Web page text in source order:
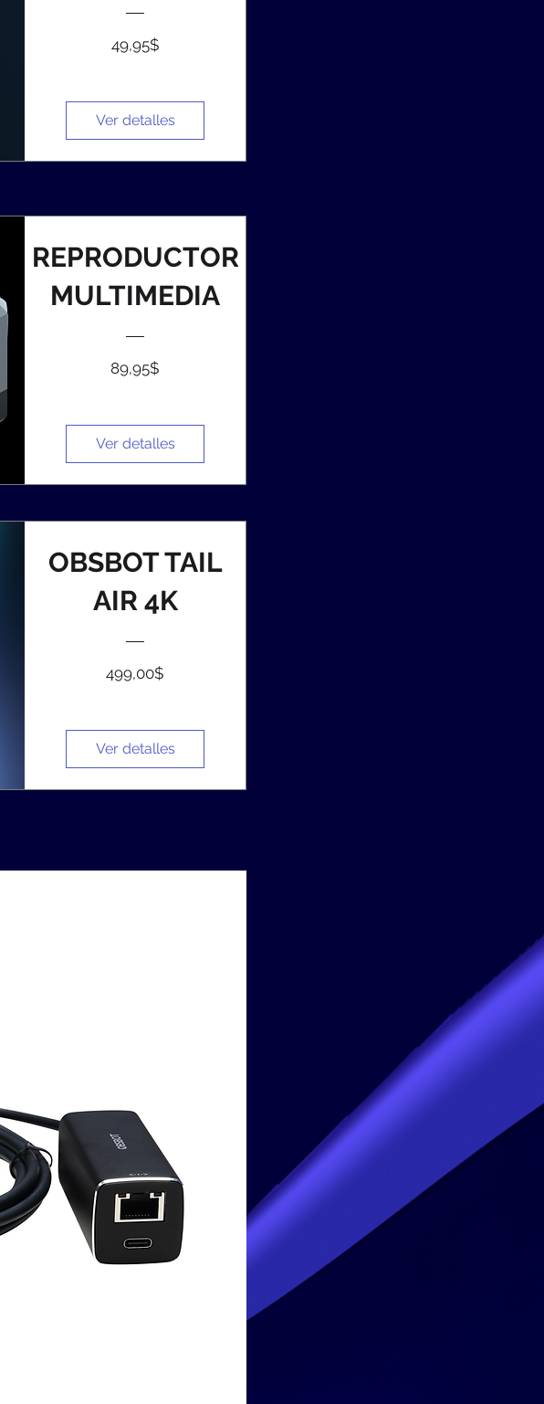
49,95$Precio
Ver detalles
REPRODUCTOR
MULTIMEDIA
89,95$
Ver detalles
OBSBOT TAIL
AIR 4K
499,00$
Ver detalles